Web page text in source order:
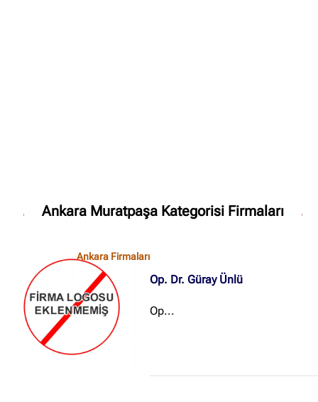
Ankara Muratpaşa Kategorisi Firmaları
Ankara Firmaları
Op. Dr. Güray Ünlü
Op...
İzmir Firmaları